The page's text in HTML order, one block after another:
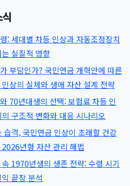
: 세대별 차등 인상과 자동조정장치
실질적 영향
부담인가? 국민연금 개혁안에 따른
상의 실체와 생애 자산 설계 전략
70년대생의 선택: 보험료 차등 인
구조적 변화와 대응 시나리오
습격, 국민연금 인상이 초래할 건강
년형 자산 관리 해법
1970년생의 생존 전략: 수령 시기
끝장 분석